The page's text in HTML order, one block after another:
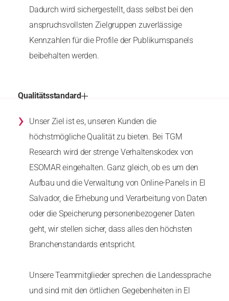
Dadurch wird sichergestellt, dass selbst bei den
anspruchsvollsten Zielgruppen zuverlässige
Kennzahlen für die Profile der Publikumspanels
beibehalten werden.
Qualitätsstandard
›
Unser Ziel ist es, unseren Kunden die
höchstmögliche Qualität zu bieten. Bei TGM
Research wird der strenge Verhaltenskodex von
ESOMAR eingehalten. Ganz gleich, ob es um den
Aufbau und die Verwaltung von Online-Panels in El
Salvador, die Erhebung und Verarbeitung von Daten
oder die Speicherung personenbezogener Daten
geht, wir stellen sicher, dass alles den höchsten
Branchenstandards entspricht.
Unsere Teammitglieder sprechen die Landessprache
und sind mit den örtlichen Gegebenheiten in El